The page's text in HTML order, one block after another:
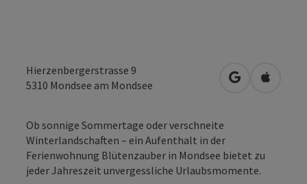
Hierzenbergerstrasse 9
5310 Mondsee am Mondsee in Google
in
Ob sonnige Sommertage oder verschneite
Winterlandschaften – ein Aufenthalt in der
Ferienwohnung Blütenzauber in Mondsee bietet zu
jeder Jahreszeit unvergessliche Urlaubsmomente.